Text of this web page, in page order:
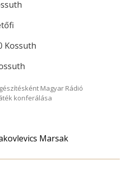
Kossuth
Magyar Rádió
konferálása
Marsak